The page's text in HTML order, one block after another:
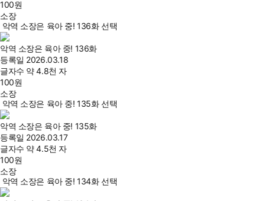
100원
소장
악역 소장은 육아 중! 136화 선택
악역 소장은 육아 중! 136화
등록일 2026.03.18
글자수 약 4.8천 자
100원
소장
악역 소장은 육아 중! 135화 선택
악역 소장은 육아 중! 135화
등록일 2026.03.17
글자수 약 4.5천 자
100원
소장
악역 소장은 육아 중! 134화 선택